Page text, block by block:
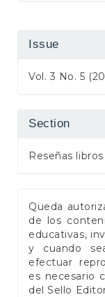
Issue
Vol. 3 No. 5
Section
Reseñas libros
Queda
de los
educativas,
y cuando
efectuar
es necesario
del Sello